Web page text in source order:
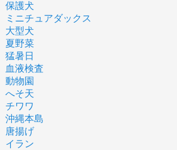
保護犬
ミニチュアダックス
大型犬
夏野菜
猛暑日
血液検査
動物園
へそ天
チワワ
沖縄本島
唐揚げ
イラン